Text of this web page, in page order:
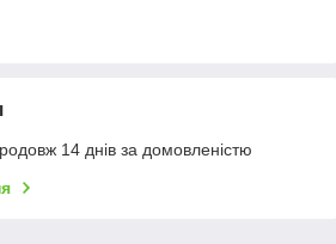
14 днів за домовленістю